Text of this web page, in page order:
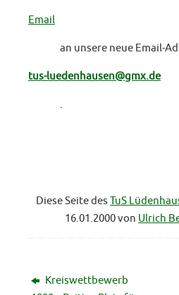
Email
an unsere neue Email-
tus-luedenhausen@gmx.de
.
Diese Seite des TuS
16.01.2000 von Ulrich
Kreiswettbewerb